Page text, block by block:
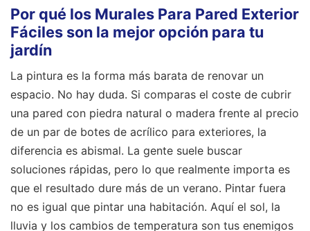
Por qué los Murales Para Pared Exterior
Fáciles son la mejor opción para tu
jardín
La pintura es la forma más barata de renovar un
espacio. No hay duda. Si comparas el coste de cubrir
una pared con piedra natural o madera frente al precio
de un par de botes de acrílico para exteriores, la
diferencia es abismal. La gente suele buscar
soluciones rápidas, pero lo que realmente importa es
que el resultado dure más de un verano. Pintar fuera
no es igual que pintar una habitación. Aquí el sol, la
lluvia y los cambios de temperatura son tus enemigos